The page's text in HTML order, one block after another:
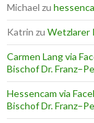
Michael zu
Katrin zu Wetzlarer
Carmen Lang via
Bischof Dr.
Hessencam via
Bischof Dr.